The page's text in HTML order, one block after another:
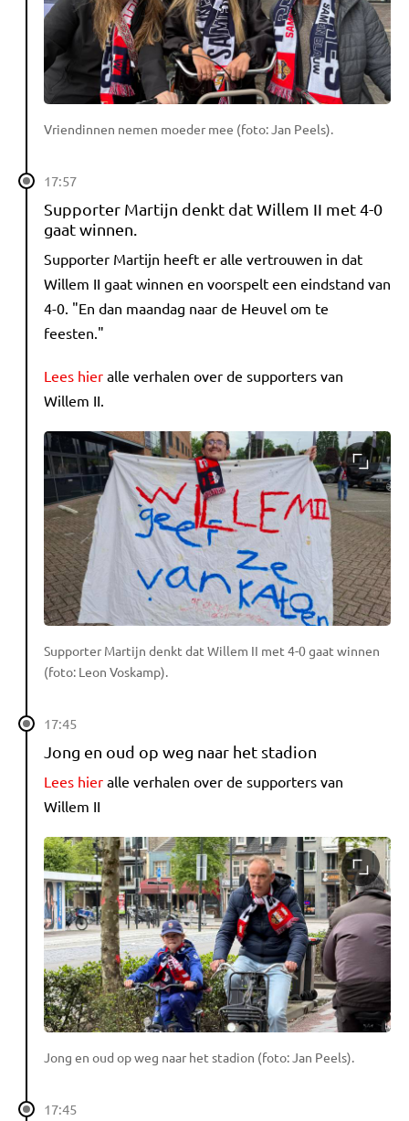
Vriendinnen nemen moeder mee (foto: Jan Peels).
17:57
Supporter Martijn denkt dat Willem II met 4-0
gaat winnen.
Supporter Martijn heeft er alle vertrouwen in dat
Willem II gaat winnen en voorspelt een eindstand van
4-0. "En dan maandag naar de Heuvel om te
feesten."
Lees hier alle verhalen over de supporters van
Willem II.
Supporter Martijn denkt dat Willem II met 4-0 gaat winnen
(foto: Leon Voskamp).
17:45
Jong en oud op weg naar het stadion
Lees hier alle verhalen over de supporters van
Willem II
Jong en oud op weg naar het stadion (foto: Jan Peels).
17:45